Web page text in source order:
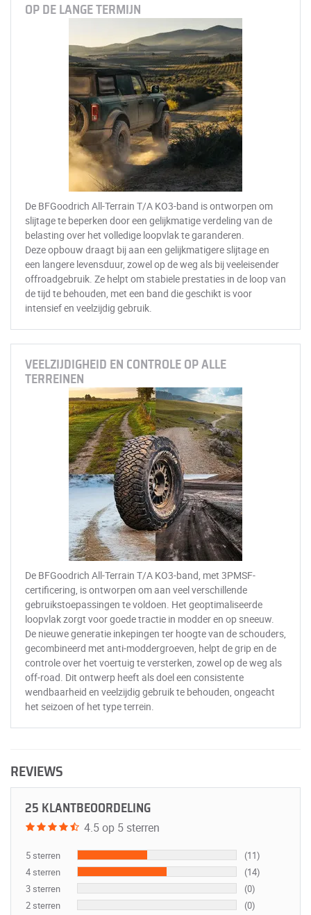
OP DE LANGE TERMIJN
De BFGoodrich All-Terrain T/A KO3-band is ontworpen om
slijtage te beperken door een gelijkmatige verdeling van de
belasting over het volledige loopvlak te garanderen.
Deze opbouw draagt bij aan een gelijkmatigere slijtage en
een langere levensduur, zowel op de weg als bij veeleisender
offroadgebruik. Ze helpt om stabiele prestaties in de loop van
de tijd te behouden, met een band die geschikt is voor
intensief en veelzijdig gebruik.
VEELZIJDIGHEID EN CONTROLE OP ALLE
TERREINEN
De BFGoodrich All-Terrain T/A KO3-band, met 3PMSF-
certificering, is ontworpen om aan veel verschillende
gebruikstoepassingen te voldoen. Het geoptimaliseerde
loopvlak zorgt voor goede tractie in modder en op sneeuw.
De nieuwe generatie inkepingen ter hoogte van de schouders,
gecombineerd met anti-moddergroeven, helpt de grip en de
controle over het voertuig te versterken, zowel op de weg als
off-road. Dit ontwerp heeft als doel een consistente
wendbaarheid en veelzijdig gebruik te behouden, ongeacht
het seizoen of het type terrein.
REVIEWS
25 KLANTBEOORDELING
4.5 op 5 sterren
5 sterren
(11)
4 sterren
(14)
3 sterren
(0)
2 sterren
(0)